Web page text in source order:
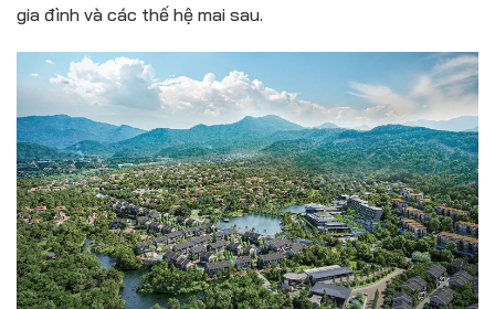
gia đình và các thế hệ mai sau.